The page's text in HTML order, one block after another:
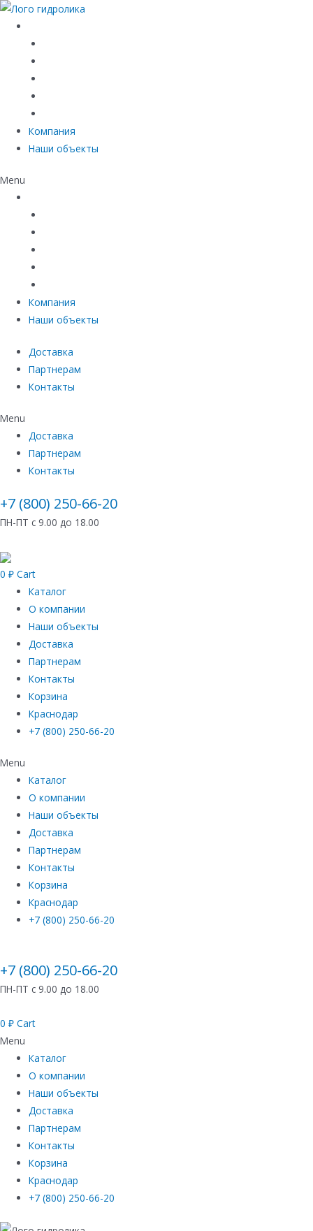
Компания
Наши объекты
Menu
Компания
Наши объекты
Доставка
Партнерам
Контакты
Menu
Доставка
Партнерам
Контакты
+7 (800) 250-66-20
ПН-ПТ с 9.00 до 18.00
0 ₽ Cart
Каталог
О компании
Наши объекты
Доставка
Партнерам
Контакты
Корзина
Краснодар
+7 (800) 250-66-20
Menu
Каталог
О компании
Наши объекты
Доставка
Партнерам
Контакты
Корзина
Краснодар
+7 (800) 250-66-20
+7 (800) 250-66-20
ПН-ПТ с 9.00 до 18.00
0 ₽ Cart
Menu
Каталог
О компании
Наши объекты
Доставка
Партнерам
Контакты
Корзина
Краснодар
+7 (800) 250-66-20